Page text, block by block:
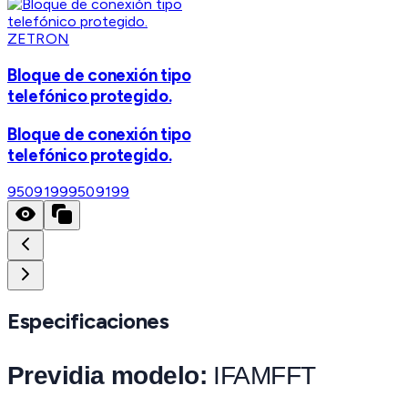
ZETRON
Bloque de conexión tipo
telefónico protegido.
Bloque de conexión tipo
telefónico protegido.
95091999509199
Especificaciones
Previdia modelo: IFAMFFT